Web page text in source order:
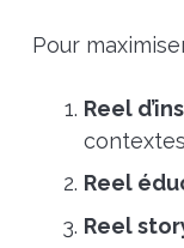
Pour
Reel
Reel
Reel